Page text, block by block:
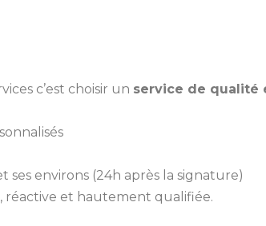
c’est choisir un service de qualité
ses environs (24h après la signature)
réactive et hautement qualifiée.